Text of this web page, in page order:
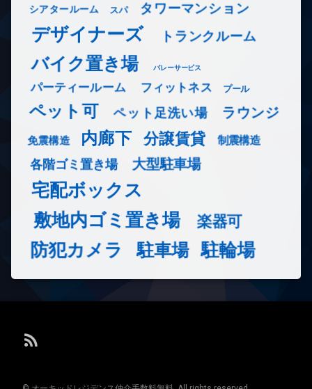
シアタールーム スパ タワーマンション
デザイナーズ トランクルーム
バイク置き場 バレーサービス
パーティールーム フィットネス プール
ペット可 ペット足洗い場 ラウンジ
免震構造 内廊下 分譲賃貸 制震構造
各階ゴミ置き場 大型駐車場
宅配ボックス
敷地内ゴミ置き場
楽器可
防犯カメラ 駐車場 駐輪場
RSS